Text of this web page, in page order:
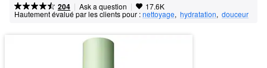
204 | Ask a question | 17.6K
Hautement évalué par les clients pour :nettoyage, hydratation, douceur